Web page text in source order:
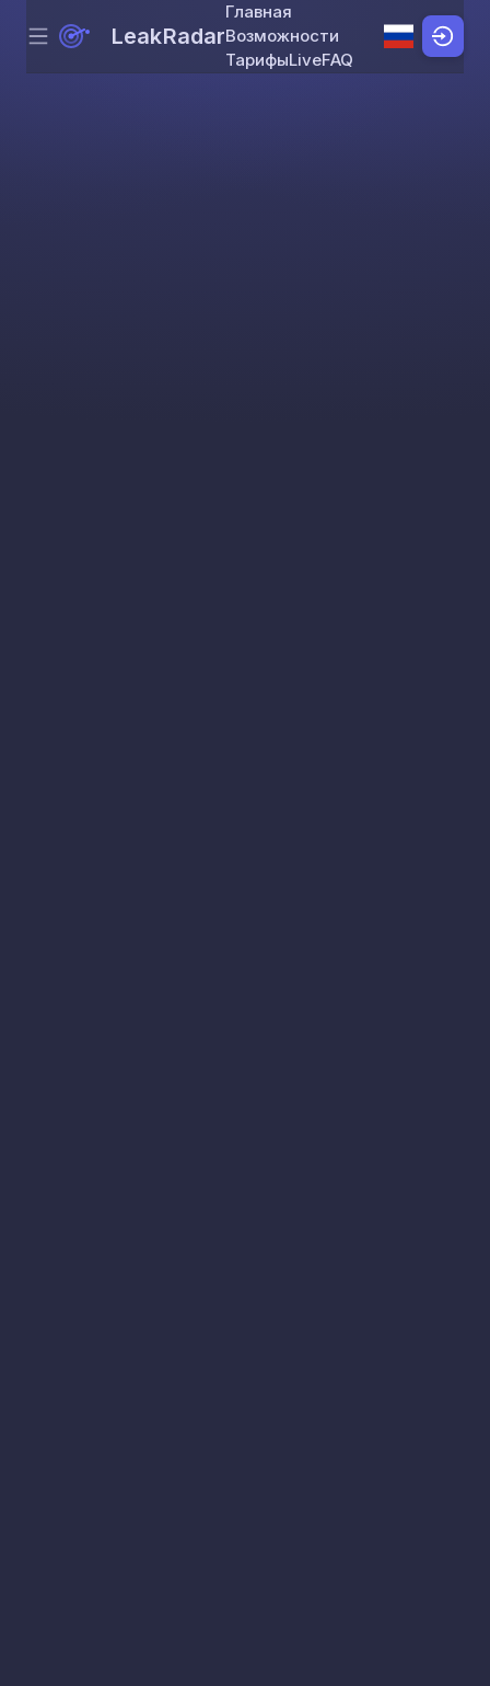
Skip to content
Menu LeakRadar
Главная
Возможности
ТарифыLiveFAQ